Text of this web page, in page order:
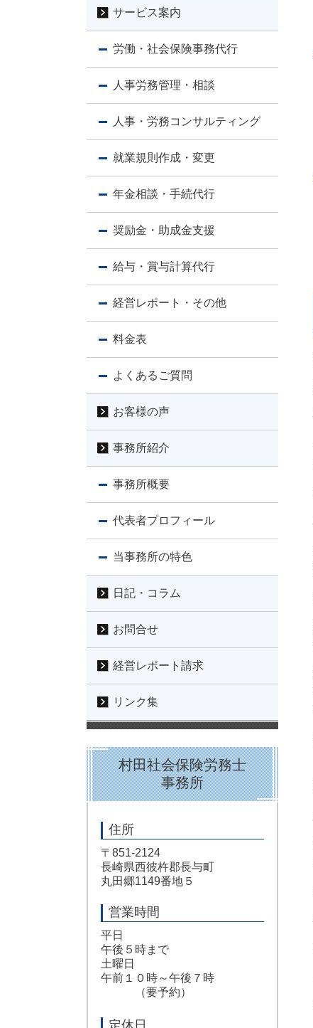
サービス案内
労働・社会保険事務代行
人事労務管理・相談
人事・労務コンサルティング
就業規則作成・変更
年金相談・手続代行
奨励金・助成金支援
給与・賞与計算代行
経営レポート・その他
料金表
よくあるご質問
お客様の声
事務所紹介
事務所概要
代表者プロフィール
当事務所の特色
日記・コラム
お問合せ
経営レポート請求
リンク集
村田社会保険労務士
事務所
住所
〒851-2124
長崎県西彼杵郡長与町
丸田郷1149番地５
営業時間
平日
午後５時まで
土曜日
午前１０時～午後７時
（要予約）